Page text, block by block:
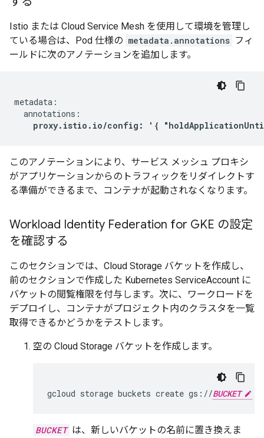
Istio または Cloud Service Mesh を使用して環境を管理し
ている場合は、Pod 仕様の metadata.annotations フィ
ールドに次のアノテーションを追加します。
metadata:
  annotations:
proxy.istio.io/config: '{
このアノテーションにより、サービス メッシュ プロキシ
がアプリケーションからのトラフィックをリダイレクトす
る準備ができるまで、コンテナが起動されなくなります。
Workload Identity Federation for GKE の設定
を確認する
このセクションでは、Cloud Storage バケットを作成し、
前のセクションで作成した Kubernetes ServiceAccount に
バケットの閲覧権限を付与します。次に、ワークロードを
デプロイし、コンテナがプロジェクト内のクラスタを一覧
取得できるかどうかをテストします。
空の Cloud Storage バケットを作成します。
gcloud storage buckets create gs://BUCKET
BUCKET は、新しいバケットの名前に置き換えま